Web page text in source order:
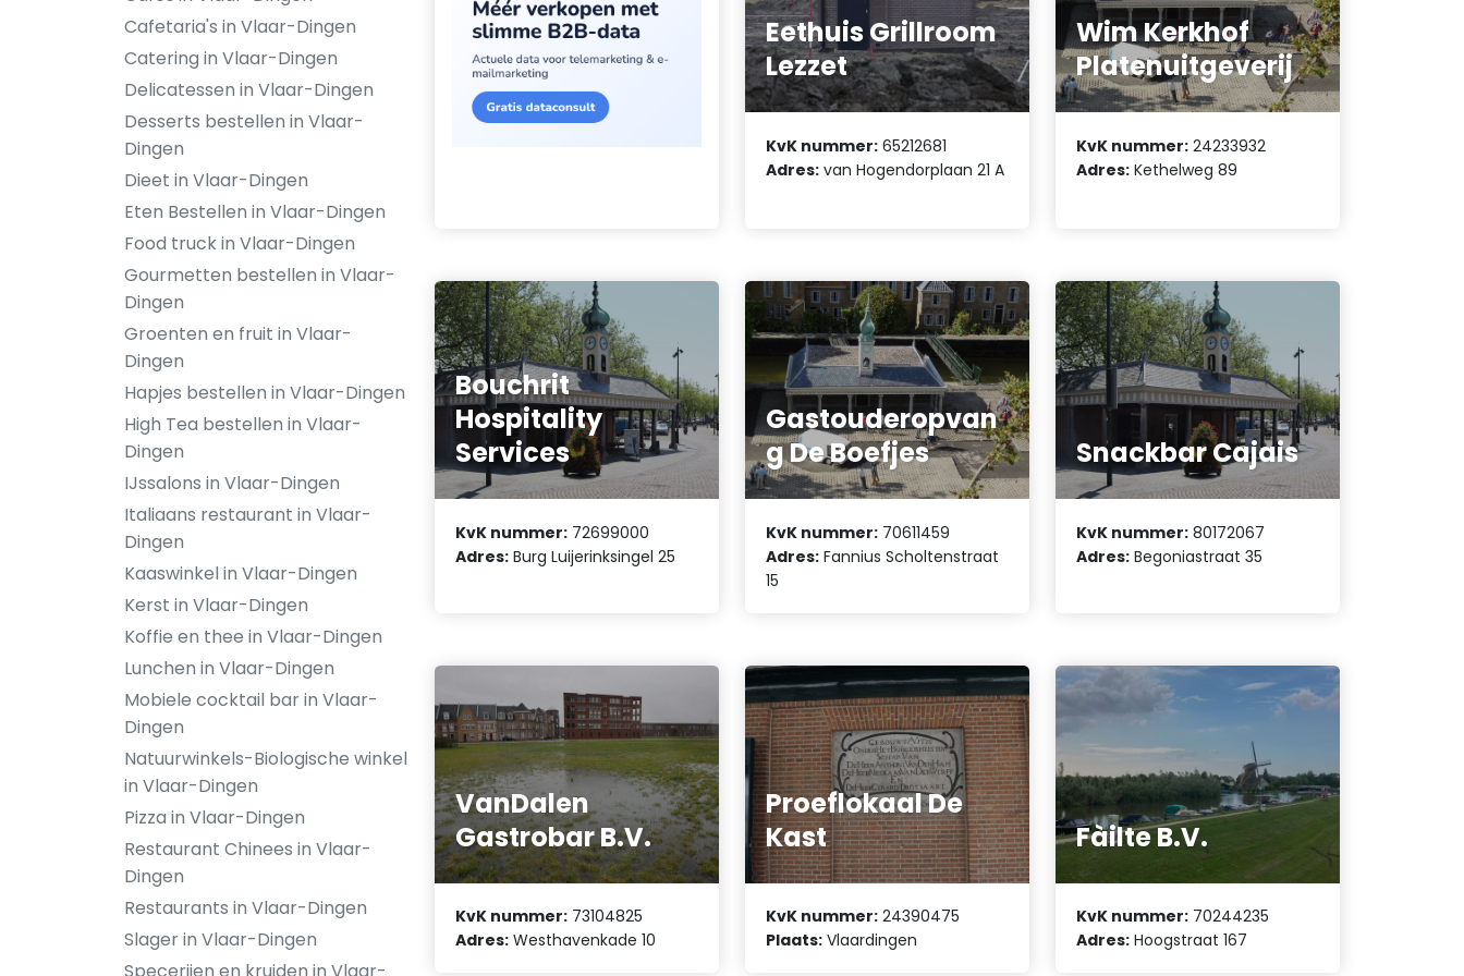
Cafetaria's in Vlaar-Dingen
Catering in Vlaar-Dingen
Delicatessen in Vlaar-Dingen
Desserts bestellen in Vlaar-
Dingen
Dieet in Vlaar-Dingen
Eten Bestellen in Vlaar-Dingen
Food truck in Vlaar-Dingen
Gourmetten bestellen in Vlaar-
Dingen
Groenten en fruit in Vlaar-
Dingen
Hapjes bestellen in Vlaar-Dingen
High Tea bestellen in Vlaar-
Dingen
IJssalons in Vlaar-Dingen
Italiaans restaurant in Vlaar-
Dingen
Kaaswinkel in Vlaar-Dingen
Kerst in Vlaar-Dingen
Koffie en thee in Vlaar-Dingen
Lunchen in Vlaar-Dingen
Mobiele cocktail bar in Vlaar-
Dingen
Natuurwinkels-Biologische winkel
in Vlaar-Dingen
Pizza in Vlaar-Dingen
Restaurant Chinees in Vlaar-
Dingen
Restaurants in Vlaar-Dingen
Slager in Vlaar-Dingen
Eethuis Grillroom
Lezzet
KvK nummer: 65212681
Adres: van Hogendorplaan 21 A
Wim Kerkhof
Platenuitgeverij
KvK nummer: 24233932
Adres: Kethelweg 89
Bouchrit
Hospitality
Services
KvK nummer: 72699000
Adres: Burg Luijerinksingel 25
Gastouderopvan
g De Boefjes
KvK nummer: 70611459
Adres: Fannius Scholtenstraat
15
Snackbar Cajais
KvK nummer: 80172067
Adres: Begoniastraat 35
VanDalen
Gastrobar B.V.
KvK nummer: 73104825
Adres: Westhavenkade 10
Proeflokaal De
Kast
KvK nummer: 24390475
Plaats: Vlaardingen
Fàilte B.V.
KvK nummer: 70244235
Adres: Hoogstraat 167